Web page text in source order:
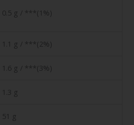
0.5 g / ***(1%)
1.1 g / ***(2%)
1.6 g / ***(3%)
1.3 g
51 g